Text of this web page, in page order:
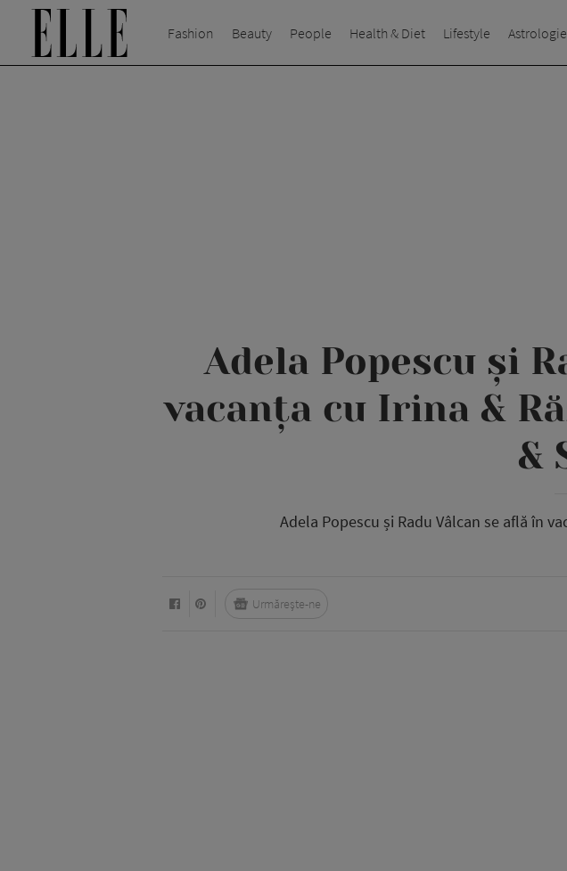
Fashion Beauty People Health & Diet Lifestyle Astrologie
Adela Popescu și
vacanța cu Irina &
&
Adela Popescu și Radu Vâlcan se află în
Urmărește-ne